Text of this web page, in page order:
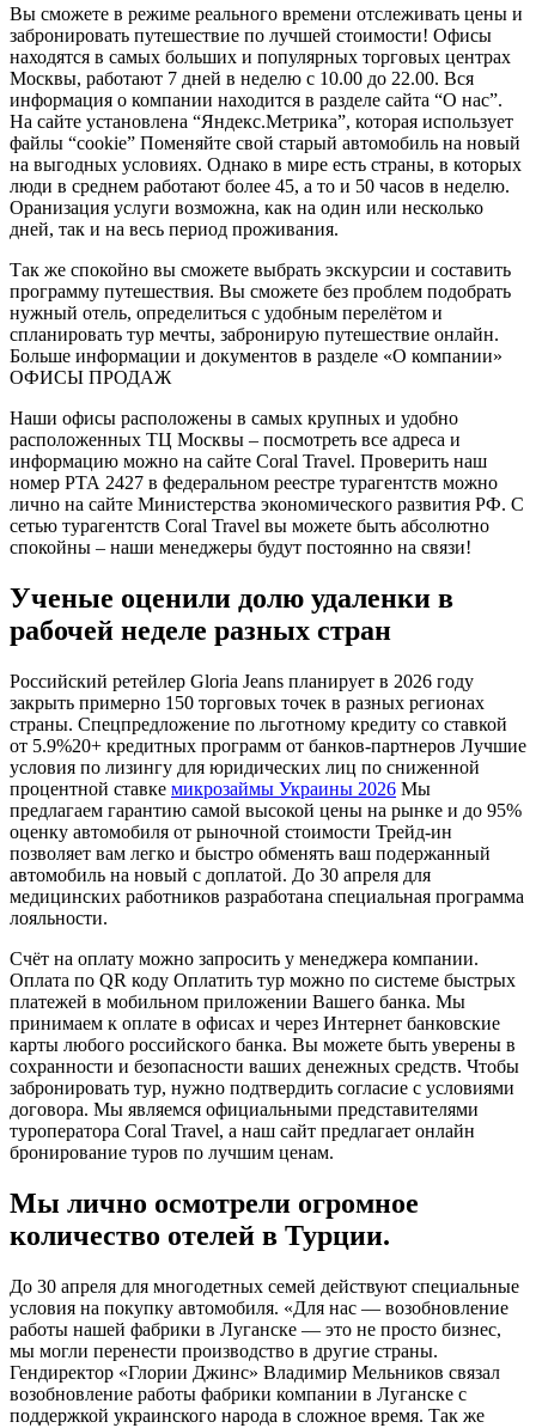
Вы сможете в режиме реального времени отслеживать цены и
забронировать путешествие по лучшей стоимости! Офисы
находятся в самых больших и популярных торговых центрах
Москвы, работают 7 дней в неделю с 10.00 до 22.00. Вся
информация о компании находится в разделе сайта “О нас”.
На сайте установлена “Яндекс.Метрика”, которая использует
файлы “cookie” Поменяйте свой старый автомобиль на новый
на выгодных условиях. Однако в мире есть страны, в которых
люди в среднем работают более 45, а то и 50 часов в неделю.
Оранизация услуги возможна, как на один или несколько
дней, так и на весь период проживания.
Так же спокойно вы сможете выбрать экскурсии и составить
программу путешествия. Вы сможете без проблем подобрать
нужный отель, определиться с удобным перелётом и
спланировать тур мечты, забронирую путешествие онлайн.
Больше информации и документов в разделе «О компании»
ОФИСЫ ПРОДАЖ
Наши офисы расположены в самых крупных и удобно
расположенных ТЦ Москвы – посмотреть все адреса и
информацию можно на сайте Coral Travel. Проверить наш
номер РТА 2427 в федеральном реестре турагентств можно
лично на сайте Министерства экономического развития РФ. С
сетью турагентств Coral Travel вы можете быть абсолютно
спокойны – наши менеджеры будут постоянно на связи!
Ученые оценили долю удаленки в
рабочей неделе разных стран
Российский ретейлер Gloria Jeans планирует в 2026 году
закрыть примерно 150 торговых точек в разных регионах
страны. Спецпредложение по льготному кредиту со ставкой
от 5.9%20+ кредитных программ от банков-партнеров Лучшие
условия по лизингу для юридических лиц по сниженной
процентной ставке микрозаймы Украины 2026 Мы
предлагаем гарантию самой высокой цены на рынке и до 95%
оценку автомобиля от рыночной стоимости Трейд-ин
позволяет вам легко и быстро обменять ваш подержанный
автомобиль на новый с доплатой. До 30 апреля для
медицинских работников разработана специальная программа
лояльности.
Счёт на оплату можно запросить у менеджера компании.
Оплата по QR коду Оплатить тур можно по системе быстрых
платежей в мобильном приложении Вашего банка. Мы
принимаем к оплате в офисах и через Интернет банковские
карты любого российского банка. Вы можете быть уверены в
сохранности и безопасности ваших денежных средств. Чтобы
забронировать тур, нужно подтвердить согласие с условиями
договора. Мы являемся официальными представителями
туроператора Coral Travel, а наш сайт предлагает онлайн
бронирование туров по лучшим ценам.
Мы лично осмотрели огромное
количество отелей в Турции.
До 30 апреля для многодетных семей действуют специальные
условия на покупку автомобиля. «Для нас — возобновление
работы нашей фабрики в Луганске — это не просто бизнес,
мы могли перенести производство в другие страны.
Гендиректор «Глории Джинс» Владимир Мельников связал
возобновление работы фабрики компании в Луганске с
поддержкой украинского народа в сложное время. Так же